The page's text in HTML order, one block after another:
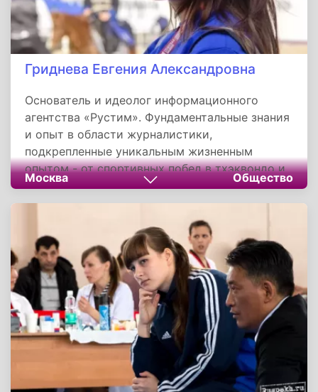
Гриднева Евгения Александровна
Основатель и идеолог информационного
агентства «Рустим». Фундаментальные знания
и опыт в области журналистики,
подкрепленные уникальным жизненным
опытом - от спортивных побед в тхэквондо и
общественной работы до практики в бизнесе
и на госслужбе - сформировали широкий
кругозор и глубокое понимание общества,
которые определяют её авторский стиль и
редакторскую политику.
Москва Общество